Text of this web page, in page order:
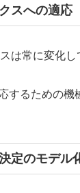
スへの適応
は常に変化し
するための機
定のモデル